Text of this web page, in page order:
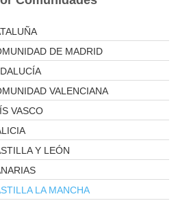
DE MADRID
VALENCIANA
VASCO
Y LEÓN
LA MANCHA